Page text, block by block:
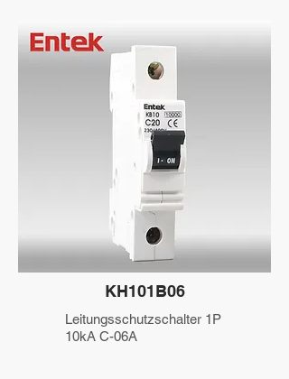
KH101B06
Leitungsschutzschalter 1P
10kA C-06A